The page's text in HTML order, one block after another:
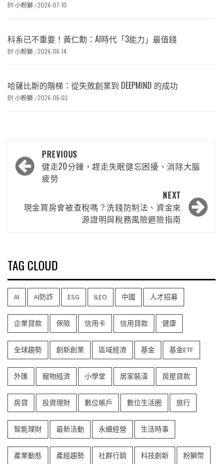
BY小粉獅 /2026-07-10
科系已不重要！黃仁勳：AI時代「3能力」最值錢
BY小粉獅 /2026-06-14
哈薩比斯的階梯：從失敗創業到 DEEPMIND 的成功
BY小粉獅 /2026-06-03
PREVIOUS
健走20分鐘，趕走失眠健忘困擾、消除大腦
疲勞
NEXT
現金買房會被查稅嗎？洗錢防制法、資金來
源證明與稅務風險避險指南
TAG CLOUD
AI AI防詐 ESG ILEO 中國 人才招募
企業貸款 保險 信用卡 信用貸款 健康
全球趨勢 創新創業 區域經濟 基金 基金ETF
外匯 寵物經濟 小學堂 居家裝潢 房屋貸款
房貸 投資理財 數位帳戶 數位生活圈 旅行
智能理財 最新活動 永續經營 生活時事
產業動態 產經趨勢 社群行銷 科技創新 粉獅幣